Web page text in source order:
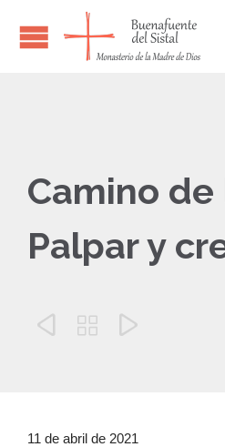
Camino de
Palpar y
  
11 de abril de 2021